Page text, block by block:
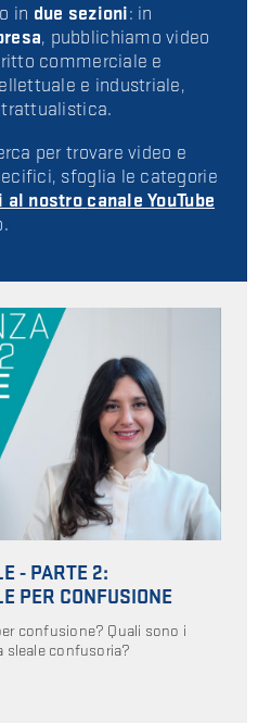
in due sezioni: in
, pubblichiamo video
commerciale e
e industriale,
per trovare video e
sfoglia le categorie
al nostro canale YouTube
- PARTE 2:
PER CONFUSIONE
confusione? Quali sono i
sleale confusoria?